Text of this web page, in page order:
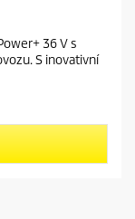
36 V s
S inovativní